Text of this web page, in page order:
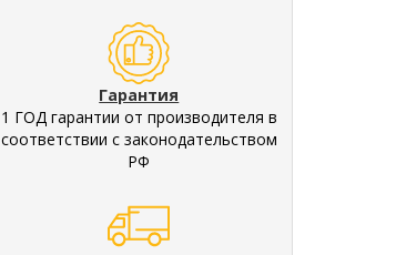
Гарантия
1 ГОД гарантии от производителя в
соответствии с законодательством
РФ